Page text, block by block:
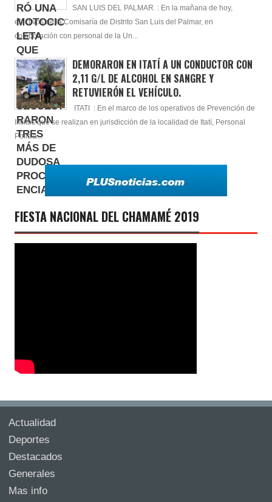
SAN LUIS DEL PALMAR. : En la mañana de hoy,
efectivos de la Comisaría de Distrito San Luis del Palmar, en
colaboración con personal de la Un...
DEMORARON EN ITATÍ A UN CONDUCTOR CON
2,11 G/L DE ALCOHOL EN SANGRE Y
RETUVIERÓN EL VEHÍCULO.
ITATI : En el marco de los operativos de Prevención de
Ilícitos que se realizan en jurisdicción de la localidad de Itatí, Personal
Policia...
FIESTA NACIONAL DEL CHAMAMÉ 2019
Actualidad
Deportes
Destacados
Generales
Mas info